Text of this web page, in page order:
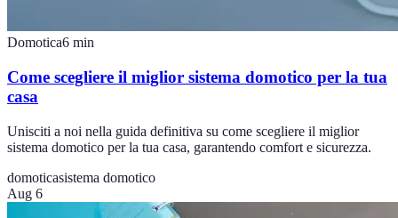
Domotica6 min
Come scegliere il miglior sistema domotico per la tua
casa
Unisciti a noi nella guida definitiva su come scegliere il miglior
sistema domotico per la tua casa, garantendo comfort e sicurezza.
domoticasistema domotico
Aug 6